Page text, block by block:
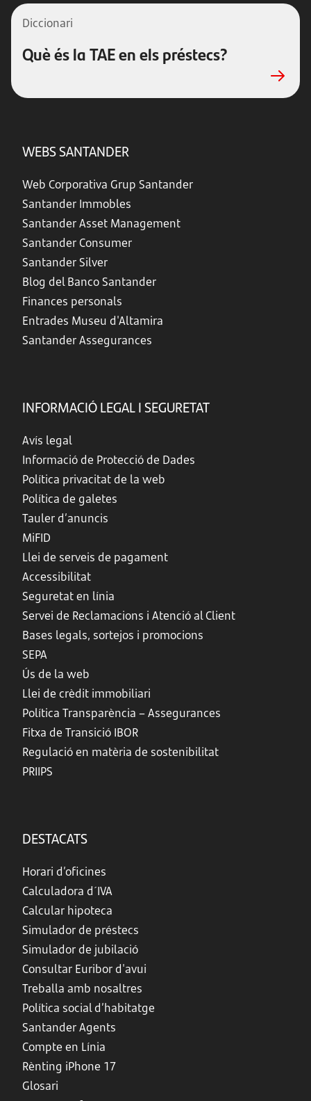
Diccionari
Què és la TAE en els préstecs?
WEBS SANTANDER
Web Corporativa Grup Santander
Santander Immobles
Santander Asset Management
Santander Consumer
Santander Silver
Blog del Banco Santander
Finances personals
Entrades Museu d'Altamira
Santander Assegurances
INFORMACIÓ LEGAL I SEGURETAT
Avís legal
Informació de Protecció de Dades
Política privacitat de la web
Política de galetes
Tauler d’anuncis
MiFID
Llei de serveis de pagament
Accessibilitat
Seguretat en línia
Servei de Reclamacions i Atenció al Client
Bases legals, sortejos i promocions
SEPA
Ús de la web
Llei de crèdit immobiliari
Política Transparència – Assegurances
Fitxa de Transició IBOR
Regulació en matèria de sostenibilitat
PRIIPS
DESTACATS
Horari d’oficines
Calculadora d´IVA
Calcular hipoteca
Simulador de préstecs
Simulador de jubilació
Consultar Euribor d'avui
Treballa amb nosaltres
Política social d’habitatge
Santander Agents
Compte en Línia
Rènting iPhone 17
Glosari